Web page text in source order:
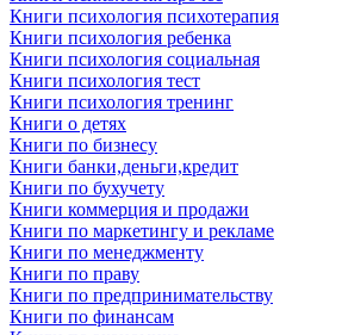
Книги психология психотерапия
Книги психология ребенка
Книги психология социальная
Книги психология тест
Книги психология тренинг
Книги о детях
Книги по бизнесу
Книги банки,деньги,кредит
Книги по бухучету
Книги коммерция и продажи
Книги по маркетингу и рекламе
Книги по менеджменту
Книги по праву
Книги по предпринимательству
Книги по финансам